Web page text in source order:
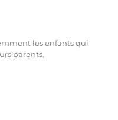
les enfants qui
parents.